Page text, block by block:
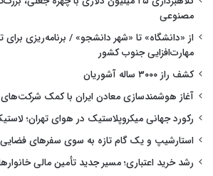
مصنوعی
از «دانشگاه» تا «شهر دانشجو» / برنامه‌ریزی
مهارت‌افزایی جنوب کشور
کشف راز ۳۰۰۰ ساله آشوریان
آغاز هوشمندسازی معادن ایران با کمک شرکت‌های
رکورد جهانی میکروپلاستیک در هوای تهران؛
استارشیپ و یک گام تازه به سوی سفرهای فضایی
رشد خرید اعتباری؛ مسیر جدید تأمین مالی